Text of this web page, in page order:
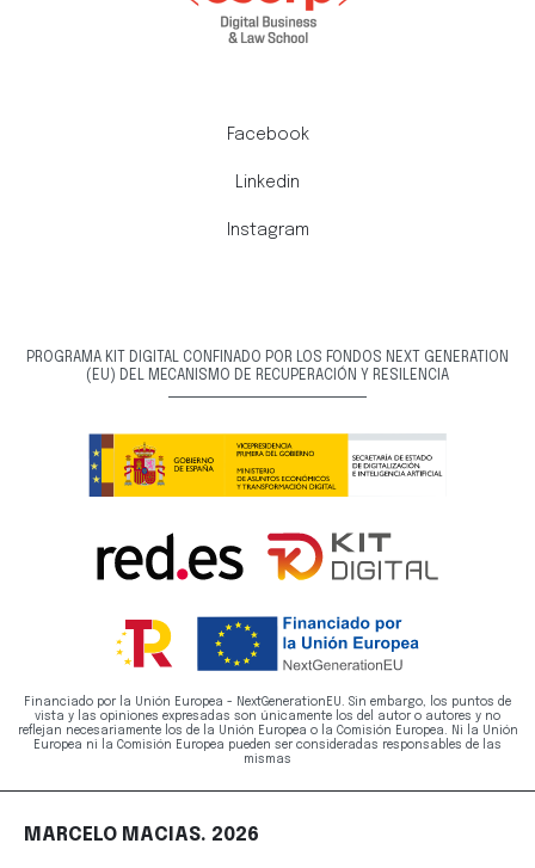
Facebook
Linkedin
Instagram
PROGRAMA KIT DIGITAL CONFINADO POR LOS FONDOS NEXT GENERATION
(EU) DEL MECANISMO DE RECUPERACIÓN Y RESILENCIA
Financiado por la Unión Europea - NextGenerationEU. Sin embargo, los puntos de
vista y las opiniones expresadas son únicamente los del autor o autores y no
reflejan necesariamente los de la Unión Europea o la Comisión Europea. Ni la Unión
Europea ni la Comisión Europea pueden ser consideradas responsables de las
mismas
MARCELO MACIAS. 2026